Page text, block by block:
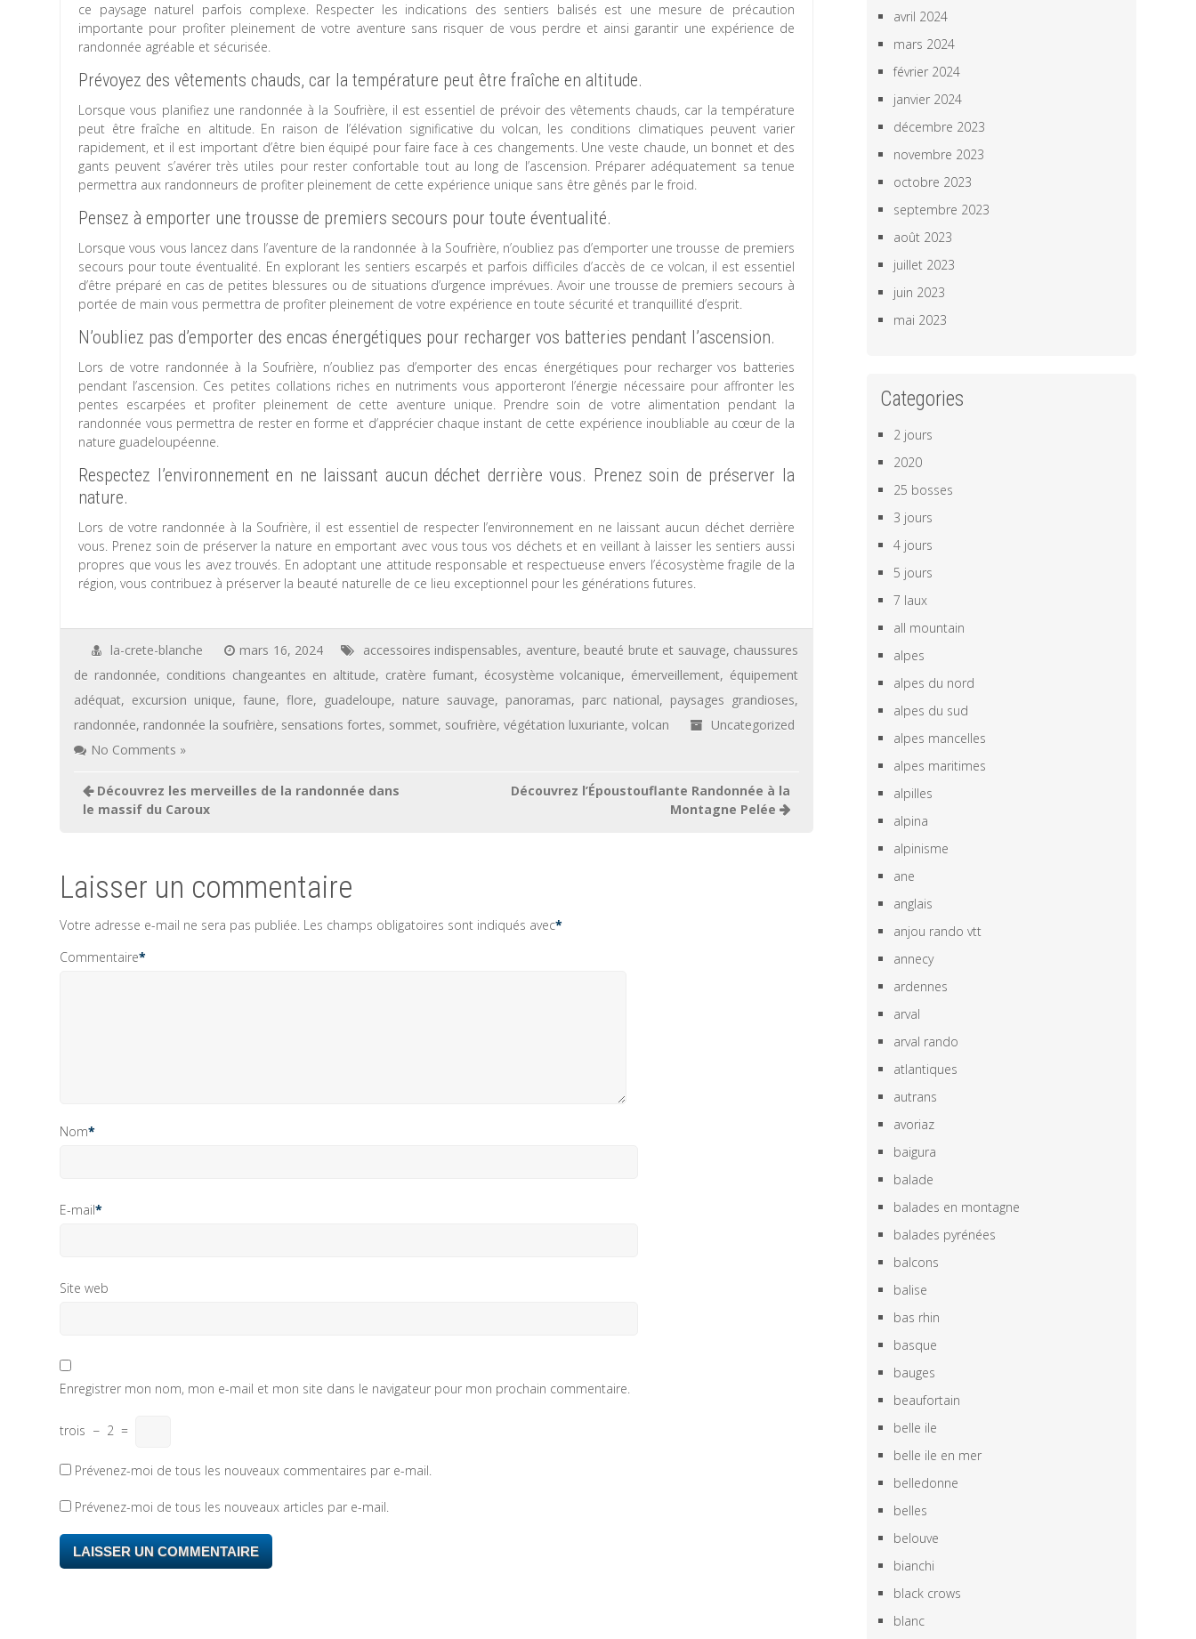
ce paysage naturel parfois complexe. Respecter les indications des sentiers balisés est une mesure de précaution
importante pour profiter pleinement de votre aventure sans risquer de vous perdre et ainsi garantir une expérience de
randonnée agréable et sécurisée.
Prévoyez des vêtements chauds, car la température peut être fraîche en altitude.
Lorsque vous planifiez une randonnée à la Soufrière, il est essentiel de prévoir des vêtements chauds, car la température
peut être fraîche en altitude. En raison de l’élévation significative du volcan, les conditions climatiques peuvent varier
rapidement, et il est important d’être bien équipé pour faire face à ces changements. Une veste chaude, un bonnet et des
gants peuvent s’avérer très utiles pour rester confortable tout au long de l’ascension. Préparer adéquatement sa tenue
permettra aux randonneurs de profiter pleinement de cette expérience unique sans être gênés par le froid.
Pensez à emporter une trousse de premiers secours pour toute éventualité.
Lorsque vous vous lancez dans l’aventure de la randonnée à la Soufrière, n’oubliez pas d’emporter une trousse de premiers
secours pour toute éventualité. En explorant les sentiers escarpés et parfois difficiles d’accès de ce volcan, il est essentiel
d’être préparé en cas de petites blessures ou de situations d’urgence imprévues. Avoir une trousse de premiers secours à
portée de main vous permettra de profiter pleinement de votre expérience en toute sécurité et tranquillité d’esprit.
N’oubliez pas d’emporter des encas énergétiques pour recharger vos batteries pendant l’ascension.
Lors de votre randonnée à la Soufrière, n’oubliez pas d’emporter des encas énergétiques pour recharger vos batteries
pendant l’ascension. Ces petites collations riches en nutriments vous apporteront l’énergie nécessaire pour affronter les
pentes escarpées et profiter pleinement de cette aventure unique. Prendre soin de votre alimentation pendant la
randonnée vous permettra de rester en forme et d’apprécier chaque instant de cette expérience inoubliable au cœur de la
nature guadeloupéenne.
Respectez l’environnement en ne laissant aucun déchet derrière vous. Prenez soin de préserver la
nature.
Lors de votre randonnée à la Soufrière, il est essentiel de respecter l’environnement en ne laissant aucun déchet derrière
vous. Prenez soin de préserver la nature en emportant avec vous tous vos déchets et en veillant à laisser les sentiers aussi
propres que vous les avez trouvés. En adoptant une attitude responsable et respectueuse envers l’écosystème fragile de la
région, vous contribuez à préserver la beauté naturelle de ce lieu exceptionnel pour les générations futures.
la-crete-blanche mars 16, 2024 accessoires indispensables, aventure, beauté brute et sauvage, chaussures
de randonnée, conditions changeantes en altitude, cratère fumant, écosystème volcanique, émerveillement, équipement
adéquat, excursion unique, faune, flore, guadeloupe, nature sauvage, panoramas, parc national, paysages grandioses,
randonnée, randonnée la soufrière, sensations fortes, sommet, soufrière,végétation luxuriante,volcan
Uncategorized
No Comments »
Navigation
de
Découvrez les merveilles de la randonnée dans
le massif du Caroux
Découvrez l’Époustouflante Randonnée à la
Montagne Pelée
Laisser un commentaire
Votre adresse e-mail ne sera pas publiée. Les champs obligatoires sont indiqués avec*
Commentaire*
Nom*
E-mail*
Site web
Enregistrer mon nom, mon e-mail et mon site dans le navigateur pour mon prochain commentaire.
trois − 2 =
Prévenez-moi de tous les nouveaux commentaires par e-mail.
Prévenez-moi de tous les nouveaux articles par e-mail.
avril 2024
mars 2024
février 2024
janvier 2024
décembre 2023
novembre 2023
octobre 2023
septembre 2023
août 2023
juillet 2023
juin 2023
mai 2023
Categories
2 jours
2020
25 bosses
3 jours
4 jours
5 jours
7 laux
all mountain
alpes
alpes du nord
alpes du sud
alpes mancelles
alpes maritimes
alpilles
alpina
alpinisme
ane
anglais
anjou rando vtt
annecy
ardennes
arval
arval rando
atlantiques
autrans
avoriaz
baigura
balade
balades en montagne
balades pyrénées
balcons
balise
bas rhin
basque
bauges
beaufortain
belle ile
belle ile en mer
belledonne
belles
belouve
bianchi
black crows
blanc